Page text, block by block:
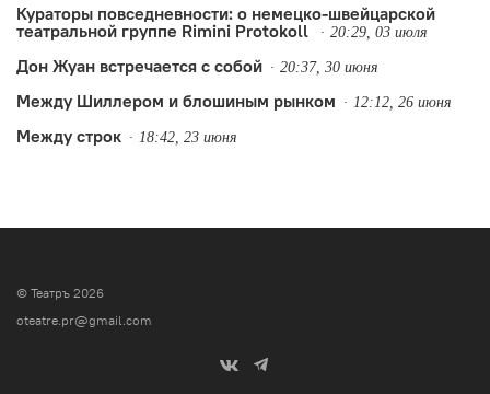
Кураторы повседневности: о немецко-швейцарской
театральной группе Rimini Protokoll
20:29, 03 июля
Дон Жуан встречается с собой 20:37, 30 июня
Между Шиллером и блошиным рынком 12:12, 26 июня
Между строк 18:42, 23 июня
© Театръ 2026
oteatre.pr@gmail.com